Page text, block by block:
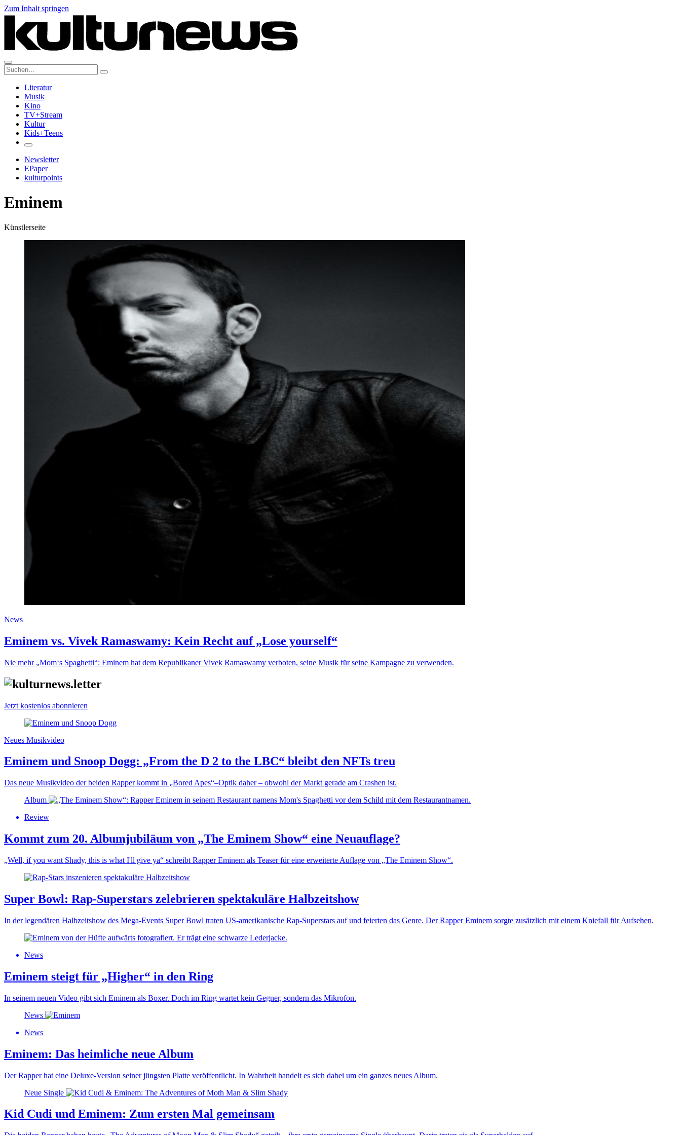
Zum Inhalt springen
Suche:
Literatur
Musik
Kino
TV+Stream
Kultur
Kids+Teens
Newsletter
EPaper
kulturpoints
Eminem
Künstlerseite
News
Eminem vs. Vivek Ramaswamy: Kein Recht auf „Lose yourself“
Nie mehr „Mom‘s Spaghetti“: Eminem hat dem Republikaner Vivek Ramaswamy verboten, seine Musik für seine Kampagne zu verwenden.
Jetzt kostenlos abonnieren
Neues Musikvideo
Eminem und Snoop Dogg: „From the D 2 to the LBC“ bleibt den NFTs treu
Das neue Musikvideo der beiden Rapper kommt in „Bored Apes“–Optik daher – obwohl der Markt gerade am Crashen ist.
Album
Review
Kommt zum 20. Albumjubiläum von „The Eminem Show“ eine Neuauflage?
„Well, if you want Shady, this is what I'll give ya“ schreibt Rapper Eminem als Teaser für eine erweiterte Auflage von „The Eminem Show“.
Super Bowl: Rap-Superstars zelebrieren spektakuläre Halbzeitshow
In der legendären Halbzeitshow des Mega-Events Super Bowl traten US-amerikanische Rap-Superstars auf und feierten das Genre. Der Rapper Eminem sorgte zusätzlich mit einem Kniefall für Aufsehen.
News
Eminem steigt für „Higher“ in den Ring
In seinem neuen Video gibt sich Eminem als Boxer. Doch im Ring wartet kein Gegner, sondern das Mikrofon.
News
News
Eminem: Das heimliche neue Album
Der Rapper hat eine Deluxe-Version seiner jüngsten Platte veröffentlicht. In Wahrheit handelt es sich dabei um ein ganzes neues Album.
Neue Single
Kid Cudi und Eminem: Zum ersten Mal gemeinsam